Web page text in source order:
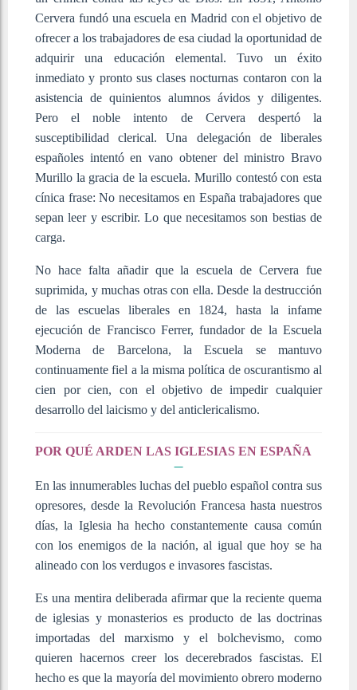
Cervera fundó una escuela en Madrid con el objetivo de
ofrecer a los trabajadores de esa ciudad la oportunidad de
adquirir una educación elemental. Tuvo un éxito
inmediato y pronto sus clases nocturnas contaron con la
asistencia de quinientos alumnos ávidos y diligentes.
Pero el noble intento de Cervera despertó la
susceptibilidad clerical. Una delegación de liberales
españoles intentó en vano obtener del ministro Bravo
Murillo la gracia de la escuela. Murillo contestó con esta
cínica frase: No necesitamos en España trabajadores que
sepan leer y escribir. Lo que necesitamos son bestias de
carga.
No hace falta añadir que la escuela de Cervera fue
suprimida, y muchas otras con ella. Desde la destrucción
de las escuelas liberales en 1824, hasta la infame
ejecución de Francisco Ferrer, fundador de la Escuela
Moderna de Barcelona, la Escuela se mantuvo
continuamente fiel a la misma política de oscurantismo al
cien por cien, con el objetivo de impedir cualquier
desarrollo del laicismo y del anticlericalismo.
POR QUÉ ARDEN LAS IGLESIAS EN ESPAÑA
En las innumerables luchas del pueblo español contra sus
opresores, desde la Revolución Francesa hasta nuestros
días, la Iglesia ha hecho constantemente causa común
con los enemigos de la nación, al igual que hoy se ha
alineado con los verdugos e invasores fascistas.
Es una mentira deliberada afirmar que la reciente quema
de iglesias y monasterios es producto de las doctrinas
importadas del marxismo y el bolchevismo, como
quieren hacernos creer los decerebrados fascistas. El
hecho es que la mayoría del movimiento obrero moderno